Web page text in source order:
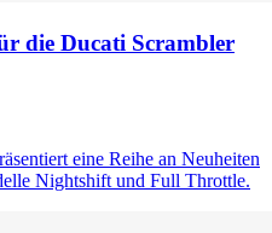
die Ducati Scrambler
eine Reihe an Neuheiten
Nightshift und Full Throttle.